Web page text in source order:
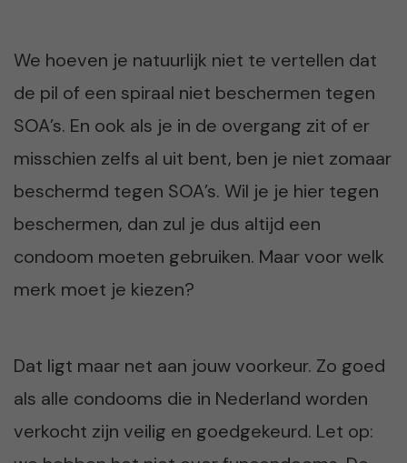
We hoeven je natuurlijk niet te vertellen dat
de pil of een spiraal niet beschermen tegen
SOA’s. En ook als je in de overgang zit of er
misschien zelfs al uit bent, ben je niet zomaar
beschermd tegen SOA’s. Wil je je hier tegen
beschermen, dan zul je dus altijd een
condoom moeten gebruiken. Maar voor welk
merk moet je kiezen?
Dat ligt maar net aan jouw voorkeur. Zo goed
als alle condooms die in Nederland worden
verkocht zijn veilig en goedgekeurd. Let op: